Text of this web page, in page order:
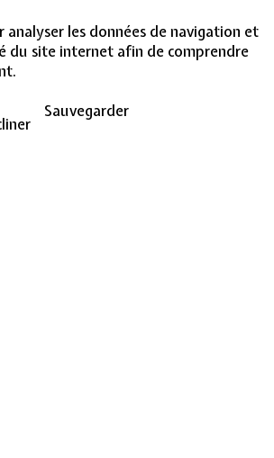
les données de navigation et
du site internet afin de comprendre
Sauvegarder